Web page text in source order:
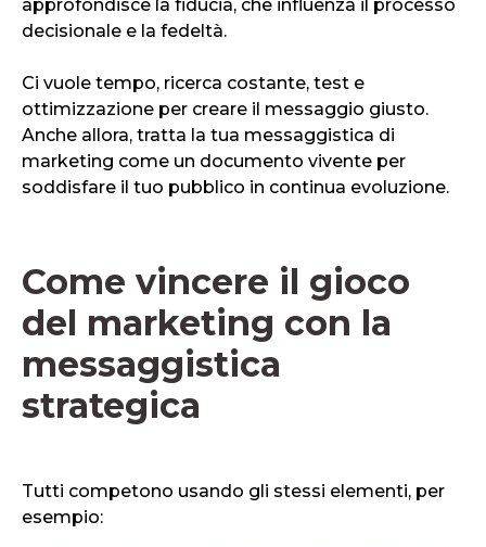
approfondisce la fiducia, che influenza il processo
decisionale e la fedeltà.
Ci vuole tempo, ricerca costante, test e
ottimizzazione per creare il messaggio giusto.
Anche allora, tratta la tua messaggistica di
marketing come un documento vivente per
soddisfare il tuo pubblico in continua evoluzione.
Come vincere il gioco
del marketing con la
messaggistica
strategica
Tutti competono usando gli stessi elementi, per
esempio: